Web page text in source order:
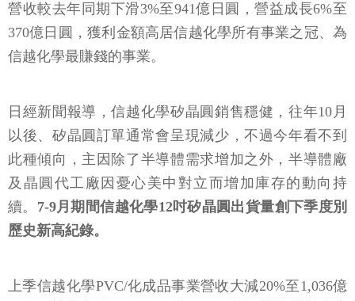
營收較去年同期下滑3%至941億日圓，營益成長6%至
370億日圓，獲利金額高居信越化學所有事業之冠、為
信越化學最賺錢的事業。
日經新聞報導，信越化學矽晶圓銷售穩健，往年10月
以後、矽晶圓訂單通常會呈現減少，不過今年看不到
此種傾向，主因除了半導體需求增加之外，半導體廠
及晶圓代工廠因憂心美中對立而增加庫存的動向持
續。 7-9月期間信越化學12吋矽晶圓出貨量創下季度別
歷史新高紀錄。
上季信越化學PVC/化成品事業營收大減20%至1,036億